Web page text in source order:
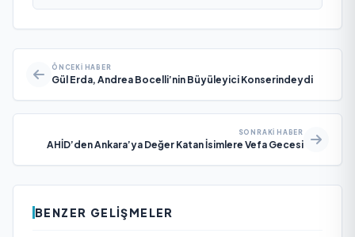
ÖNCEKI HABER
Gül Erda, Andrea Bocelli’nin Büyüleyici Konserindeydi
SONRAKI HABER
AHİD’den Ankara’ya Değer Katan İsimlere Vefa Gecesi
BENZER GELIŞMELER